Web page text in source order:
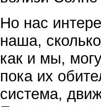
Но нас
наша,
как и мы,
пока их
система,